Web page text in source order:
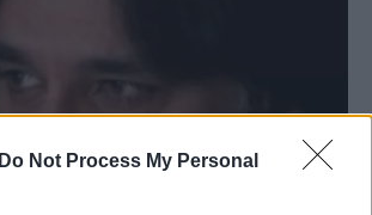
Do Not Process My Personal